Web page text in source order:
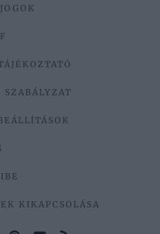
KIKAPCSOLÁSA